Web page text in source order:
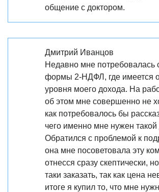
общение с доктором.
Дмитрий Иванцов
Недавно мне потребовалась
формы 2-НДФЛ, где имеется
уровня моего дохода. На
об этом мне совершенно не
как потребовалось бы
чего именно мне нужен такой
Обратился с проблемой к
она мне посоветовала эту
отнесся сразу скептически,
таки заказать, так как цена
итоге я купил то, что мне